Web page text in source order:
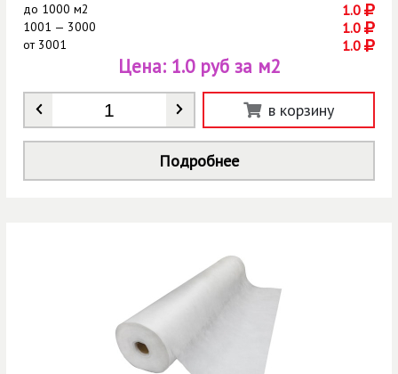
до 1000 м2 1.0
1001 — 3000 1.0
от3001 1.0
Количество
Цена: 1.0 руб за м2
в корзину
Подробнее